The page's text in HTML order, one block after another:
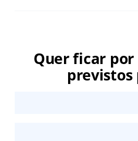
Quer ficar por
previstos